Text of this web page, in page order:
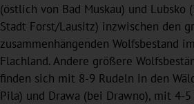
(östlich von Bad Muskau) und Lubsko
Stadt Forst/Lausitz) inzwischen den
zusammenhängenden Wolfsbestand
Flachland. Andere größere
finden sich mit 8-9 Rudeln in den
Pila) und Drawa (bei Drawno), mit 4-